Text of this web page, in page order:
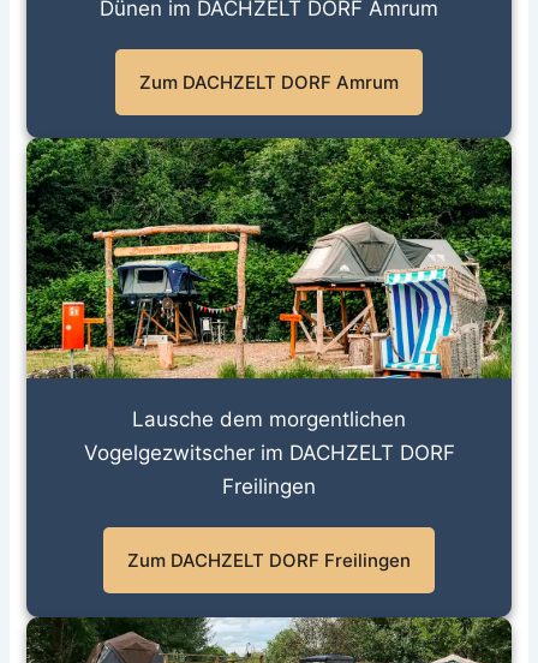
Dünen im DACHZELT DORF Amrum
Zum DACHZELT DORF Amrum
Lausche dem morgentlichen
Vogelgezwitscher im DACHZELT DORF
Freilingen
Zum DACHZELT DORF Freilingen